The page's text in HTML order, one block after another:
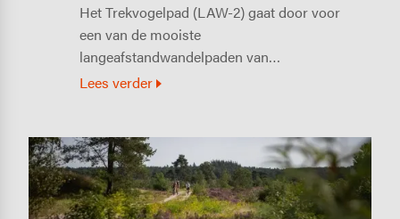
Het Trekvogelpad (LAW-2) gaat door voor
een van de mooiste
langeafstandwandelpaden van…
Lees verder
Image